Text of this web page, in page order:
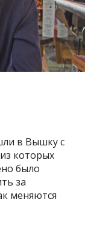
в Вышку с
которых
было
за
меняются